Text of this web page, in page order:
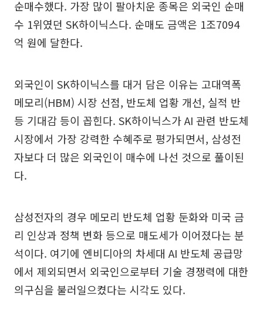
순매수했다. 가장 많이 팔아치운 종목은 외국인 순매
수 1위였던 SK하이닉스다. 순매도 금액은 1조7094
억 원에 달한다.
외국인이 SK하이닉스를 대거 담은 이유는 고대역폭
메모리(HBM) 시장 선점, 반도체 업황 개선, 실적 반
등 기대감 등이 꼽힌다. SK하이닉스가 AI 관련 반도체
시장에서 가장 강력한 수혜주로 평가되면서, 삼성전
자보다 더 많은 외국인이 매수에 나선 것으로 풀이된
다.
삼성전자의 경우 메모리 반도체 업황 둔화와 미국 금
리 인상과 정책 변화 등으로 매도세가 이어졌다는 분
석이다. 여기에 엔비디아의 차세대 AI 반도체 공급망
에서 제외되면서 외국인으로부터 기술 경쟁력에 대한
의구심을 불러일으켰다는 시각도 있다.